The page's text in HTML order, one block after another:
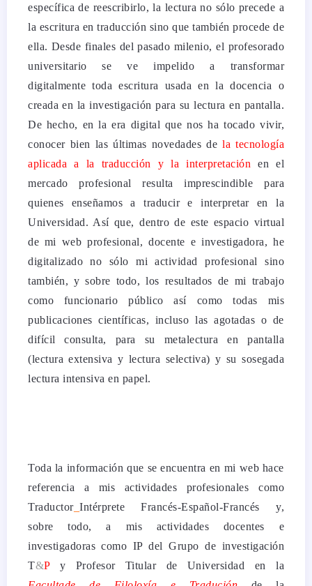
específica de reescribirlo, la lectura no sólo precede a
la escritura en traducción sino que también procede de
ella. Desde finales del pasado milenio, el profesorado
universitario se ve impelido a transformar
digitalmente toda escritura usada en la docencia o
creada en la investigación para su lectura en pantalla.
De hecho, en la era digital que nos ha tocado vivir,
conocer bien las últimas novedades de la tecnología
aplicada a la traducción y la interpretación en el
mercado profesional resulta imprescindible para
quienes enseñamos a traducir e interpretar en la
Universidad. Así que, dentro de este espacio virtual
de mi web profesional, docente e investigadora, he
digitalizado no sólo mi actividad profesional sino
también, y sobre todo, los resultados de mi trabajo
como funcionario público así como todas mis
publicaciones científicas, incluso las agotadas o de
difícil consulta, para su metalectura en pantalla
(lectura extensiva y lectura selectiva) y su sosegada
lectura intensiva en papel.
Toda la información que se encuentra en mi web hace
referencia a mis actividades profesionales como
Traductor_ Intérprete Francés-Español-Francés y,
sobre todo, a mis actividades docentes e
investigadoras como IP del Grupo de investigación
T&Py Profesor Titular de Universidad en la